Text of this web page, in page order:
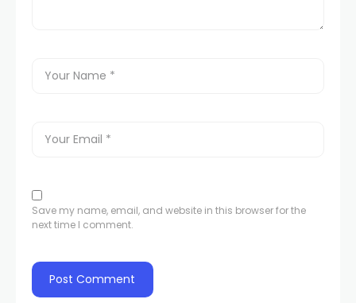
Save my name, email, and website in this browser for the
next time I comment.